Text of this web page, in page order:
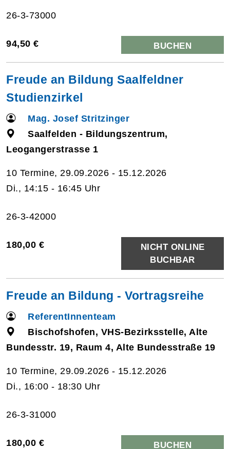
26-3-73000
94,50 € BUCHEN
Freude an Bildung Saalfeldner
Studienzirkel
Mag. Josef Stritzinger
Saalfelden - Bildungszentrum,
Leogangerstrasse 1
10 Termine, 29.09.2026 - 15.12.2026
Di., 14:15 - 16:45 Uhr
26-3-42000
180,00 €
NICHT ONLINE
BUCHBAR
Freude an Bildung - Vortragsreihe
ReferentInnenteam
Bischofshofen, VHS-Bezirksstelle, Alte
Bundesstr. 19, Raum 4, Alte Bundesstraße 19
10 Termine, 29.09.2026 - 15.12.2026
Di., 16:00 - 18:30 Uhr
26-3-31000
180,00 € BUCHEN